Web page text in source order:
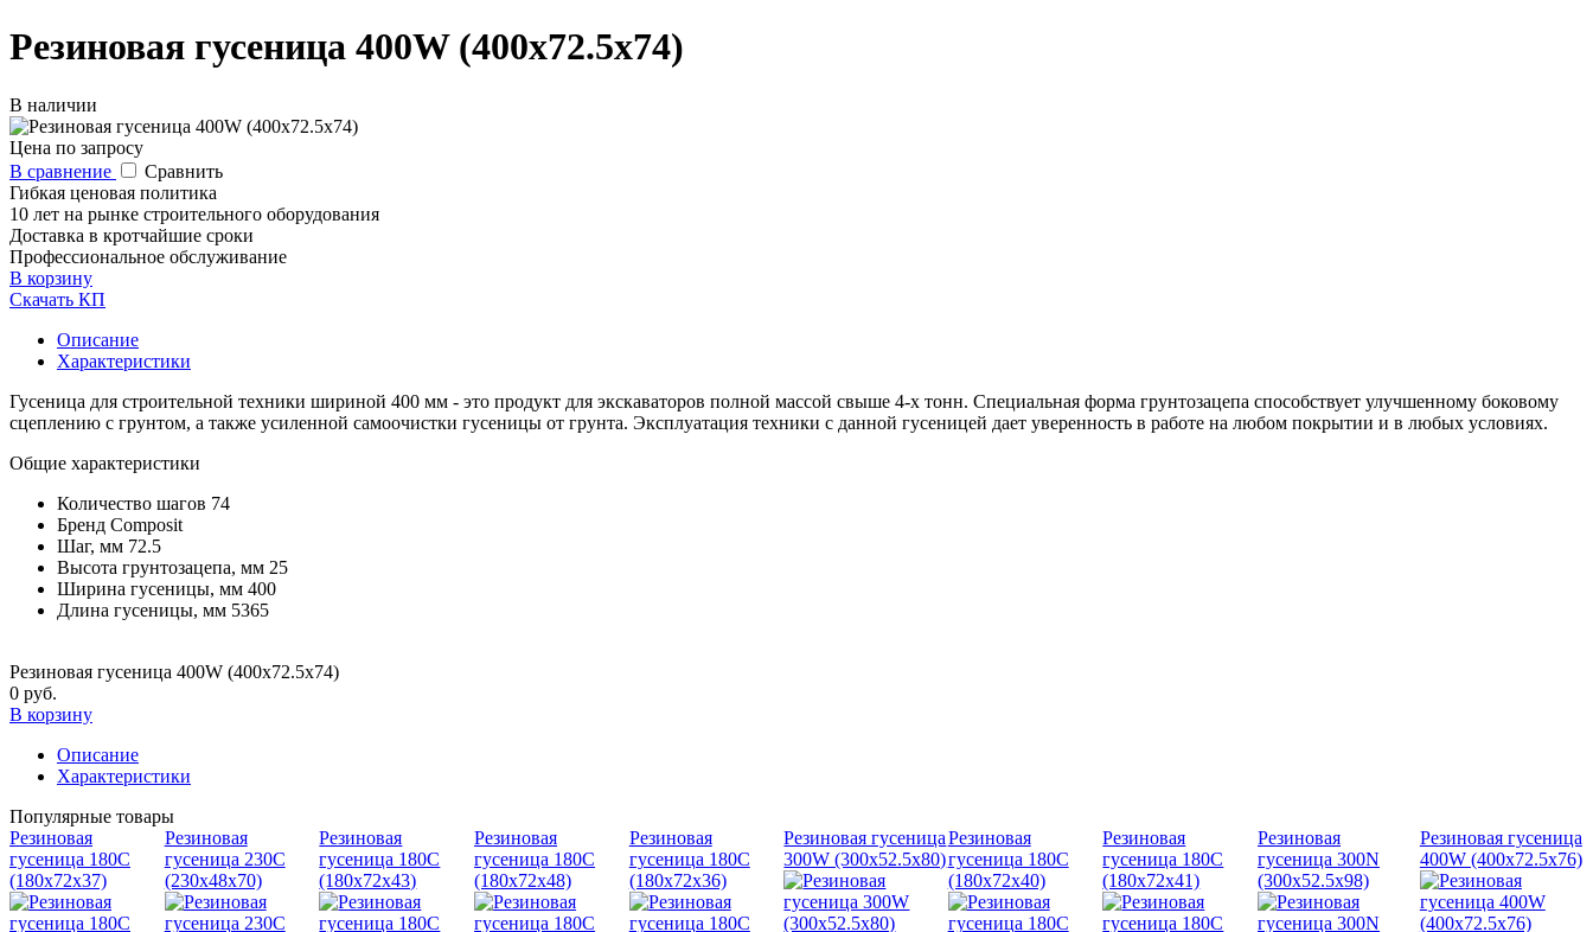
Резиновая гусеница 400W (400х72.5х74)
В наличии
Цена по запросу
В сравнение
Сравнить
Гибкая ценовая политика
10 лет на рынке строительного оборудования
Доставка в кротчайшие сроки
Профессиональное обслуживание
В корзину
Скачать КП
Описание
Характеристики
Гусеница для строительной техники шириной 400 мм - это продукт для экскаваторов полной массой свыше 4-х тонн. Специальная форма грунтозацепа способствует улучшенному боковому
сцеплению с грунтом, а также усиленной самоочистки гусеницы от грунта. Эксплуатация техники с данной гусеницей дает уверенность в работе на любом покрытии и в любых условиях.
Общие характеристики
Количество шагов 74
Бренд Composit
Шаг, мм 72.5
Высота грунтозацепа, мм 25
Ширина гусеницы, мм 400
Длина гусеницы, мм 5365
Резиновая гусеница 400W (400х72.5х74)
0 руб.
В корзину
Описание
Характеристики
Популярные товары
Резиновая
гусеница 180С
(180х72х37)
Резиновая
гусеница 230C
(230х48х70)
Резиновая
гусеница 180С
(180х72х43)
Резиновая
гусеница 180С
(180х72х48)
Резиновая
гусеница 180С
(180х72х36)
Резиновая гусеница
300W (300х52.5х80)
Резиновая
гусеница 180С
(180х72х40)
Резиновая
гусеница 180С
(180х72х41)
Резиновая
гусеница 300N
(300х52.5х98)
Резиновая гусеница
400W (400х72.5х76)